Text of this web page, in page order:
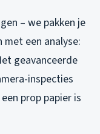
– we pakken je
met een analyse:
geavanceerde
inspecties
prop papier is